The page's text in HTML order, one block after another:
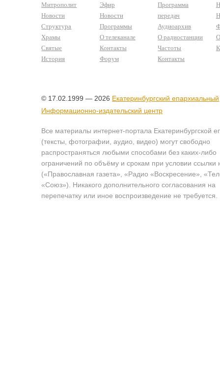
Митрополит
Новости
Структура
Храмы
Святые
История
Эфир
Новости
Программы
О телеканале
Контакты
Форум
Программа
передач
Аудиоархив
О радиостанции
Частоты
Контакты
© 17.02.1999 — 2026 Екатеринбургский епархиальный
Информационно-издательский центр
Все материалы интернет-портала Екатеринбургской
(тексты, фотографии, аудио, видео) могут свободно
распространяться любыми способами без каких-либо
ограничений по объёму и срокам при условии ссылки
(«Православная газета», «Радио «Воскресение»,
«Союз»). Никакого дополнительного согласования на
перепечатку или иное воспроизведение не требуется.